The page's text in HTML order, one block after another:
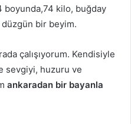
boyunda,74 kilo, buğday
bir beyim.
çalışıyorum. Kendisiyle
sevgiyi, huzuru ve
ankaradan bir bayanla